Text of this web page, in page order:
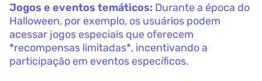
Jogos e eventos temáticos: Durante a época do
Halloween, por exemplo, os usuários podem
acessar jogos especiais que oferecem
*recompensas limitadas*, incentivando a
participação em eventos específicos.